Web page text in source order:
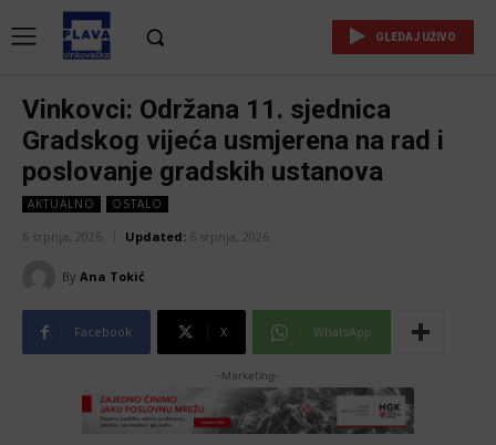
GLEDAJ UŽIVO
Vinkovci: Održana 11. sjednica
Gradskog vijeća usmjerena na rad i
poslovanje gradskih ustanova
AKTUALNO OSTALO
6 srpnja, 2026 Updated: 6 srpnja, 2026
By Ana Tokić
Facebook X WhatsApp
-Marketing-